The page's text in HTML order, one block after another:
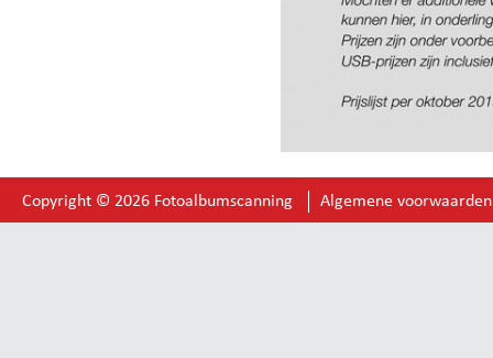
Copyright © 2026 Fotoalbumscanning Algemene voorwaarden